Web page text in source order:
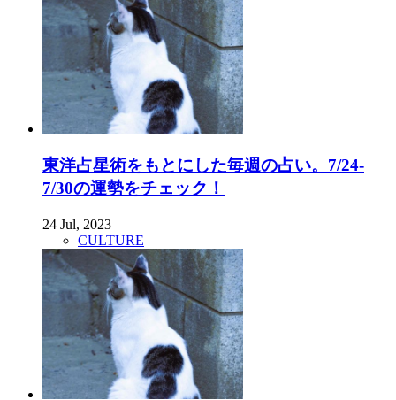
東洋占星術をもとにした毎週の占い。7/24-
7/30の運勢をチェック！
24 Jul, 2023
CULTURE